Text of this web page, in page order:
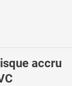
accru